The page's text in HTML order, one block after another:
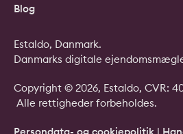
Blog
Copyright © 2026, Estaldo, CVR:
Alle rettigheder forbeholdes.
Persondata- og cookiepolitik |
Estaldo, Danmark.
Danmarks digitale